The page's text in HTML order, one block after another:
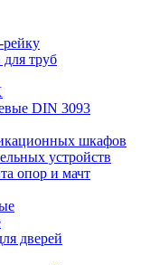
труб
DIN 3093
шкафов
устройств
опор и мачт
дверей